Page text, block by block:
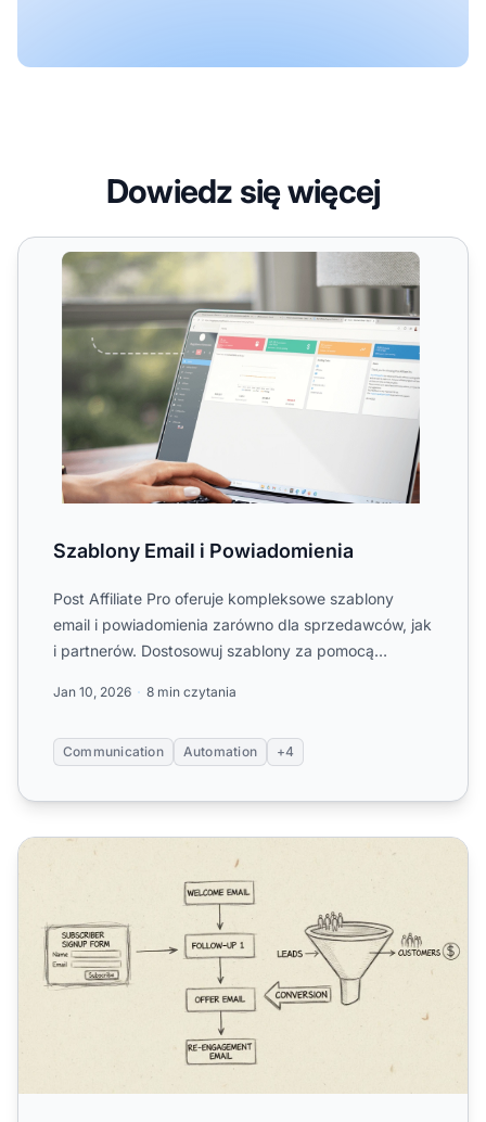
Dowiedz się więcej
Szablony Email i Powiadomienia
Szablony Email i Powiadomienia
Post Affiliate Pro oferuje kompleksowe szablony
email i powiadomienia zarówno dla sprzedawców, jak
i partnerów. Dostosowuj szablony za pomocą
Jan 10, 2026 8 min czytania
Communication Automation +4
Jak wysyłać e-maile do wybranej grupy partnerów w